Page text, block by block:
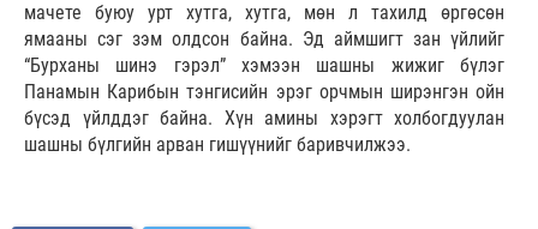
мачете буюу урт хутга, хутга, мөн л тахилд өргөсөн
ямааны сэг зэм олдсон байна. Эд аймшигт зан үйлийг
“Бурханы шинэ гэрэл” хэмээн шашны жижиг бүлэг
Панамын Карибын тэнгисийн эрэг орчмын ширэнгэн ойн
бүсэд үйлддэг байна. Хүн амины хэрэгт холбогдуулан
шашны бүлгийн арван гишүүнийг баривчилжээ.